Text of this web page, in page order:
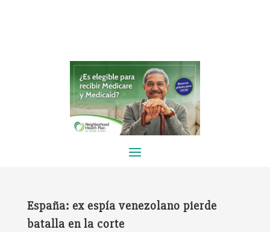
España: ex espía venezolano pierde
batalla en la corte